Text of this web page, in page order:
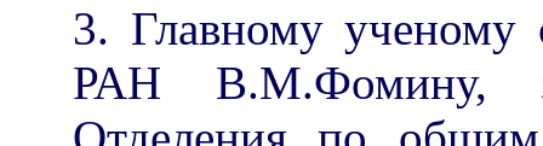
3. Главному ученому
РАН В.М.Фомину,